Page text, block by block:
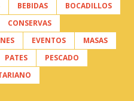
BEBIDAS
BOCADILLOS
CONSERVAS
EVENTOS
MASAS
PATES
PESCADO